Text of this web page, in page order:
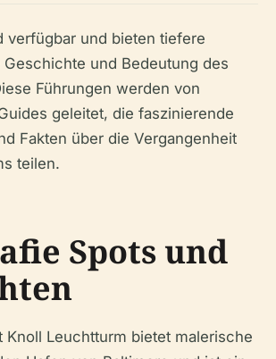
verfügbar und bieten tiefere
und Bedeutung des
Führungen werden von
geleitet, die faszinierende
Fakten über die Vergangenheit
teilen.
Spots und
Knoll Leuchtturm bietet malerische